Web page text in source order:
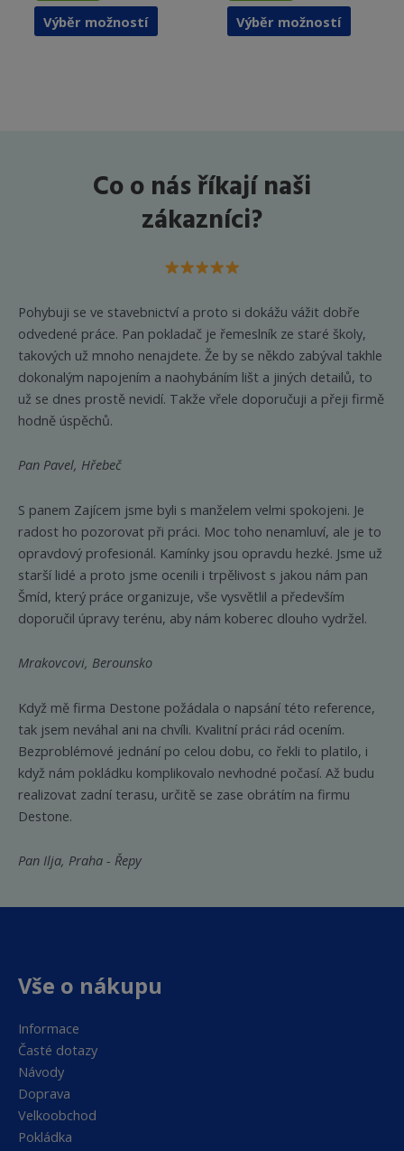
Výběr možností
Tento
produkt
na
stránce
produktu
Výběr možností
Tento
produkt
Co o nás říkají naši
zákazníci?
Pohybuji se ve stavebnictví a proto si dokážu vážit dobře
odvedené práce. Pan pokladač je řemeslník ze staré školy,
takových už mnoho nenajdete. Že by se někdo zabýval takhle
dokonalým napojením a naohybáním lišt a jiných detailů, to
už se dnes prostě nevidí. Takže vřele doporučuji a přeji firmě
hodně úspěchů.
Pan Pavel, Hřebeč
S panem Zajícem jsme byli s manželem velmi spokojeni. Je
radost ho pozorovat při práci. Moc toho nenamluví, ale je to
opravdový profesionál. Kamínky jsou opravdu hezké. Jsme už
starší lidé a proto jsme ocenili i trpělivost s jakou nám pan
Šmíd, který práce organizuje, vše vysvětlil a především
doporučil úpravy terénu, aby nám koberec dlouho vydržel.
Mrakovcovi, Berounsko
Když mě firma Destone požádala o napsání této reference,
tak jsem neváhal ani na chvíli. Kvalitní práci rád ocením.
Bezproblémové jednání po celou dobu, co řekli to platilo, i
když nám pokládku komplikovalo nevhodné počasí. Až budu
realizovat zadní terasu, určitě se zase obrátím na firmu
Destone.
Pan Ilja, Praha - Řepy
Vše o nákupu
Informace
Časté dotazy
Návody
Doprava
Velkoobchod
Pokládka